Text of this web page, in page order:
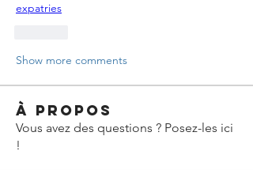
expatries
Show more comments
À propos
Vous avez des questions ? Posez-les ici
!